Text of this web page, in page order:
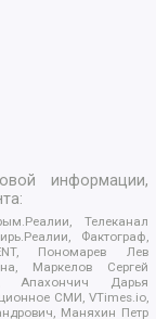
информации,
Телеканал
Фактограф,
Пономарев Лев
Маркелов Сергей
Апахончич Дарья
СМИ, VTimes.io,
Маняхин Петр